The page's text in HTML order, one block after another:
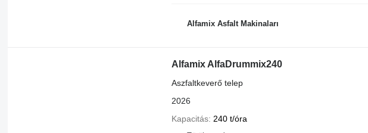
Alfamix Asfalt Makinaları
Alfamix AlfaDrummix240
Aszfaltkeverő telep
2026
Kapacitás 240 t/óra